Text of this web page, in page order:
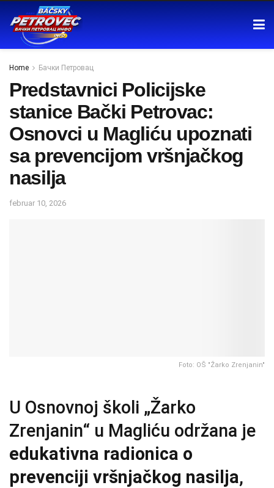
Home Бачки Петровац
Predstavnici Policijske
stanice Bački Petrovac:
Osnovci u Magliću upoznati
sa prevencijom vršnjačkog
nasilja
februar 10, 2026
Foto: OŠ "Žarko Zrenjanin"
U Osnovnoj školi „Žarko
Zrenjanin“ u Magliću održana je
edukativna radionica o
prevenciji vršnjačkog nasilja,